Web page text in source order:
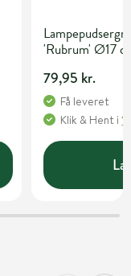
'Rubrum' Ø17
79,95 kr.
Få leveret
Klik & Hent i